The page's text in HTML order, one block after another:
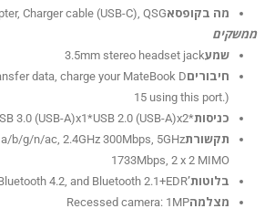
מה בקופסאCharger cable (USB-C), QSG
ממשקים
שמע3.5mm stereo headset jack
חיבוריםdata, charge your MateBook D
15 using this port.)
כניסות*HDMIx1*USB 3.0 (USB-A)x1*USB 2.0 (USB-A)x2
תקשורתb/g/n/ac, 2.4GHz 300Mbps, 5GHz
1733Mbps, 2 x 2 MIMO
בלוטות’4.2, and Bluetooth 2.1+EDR
מצלמהRecessed camera: 1MP